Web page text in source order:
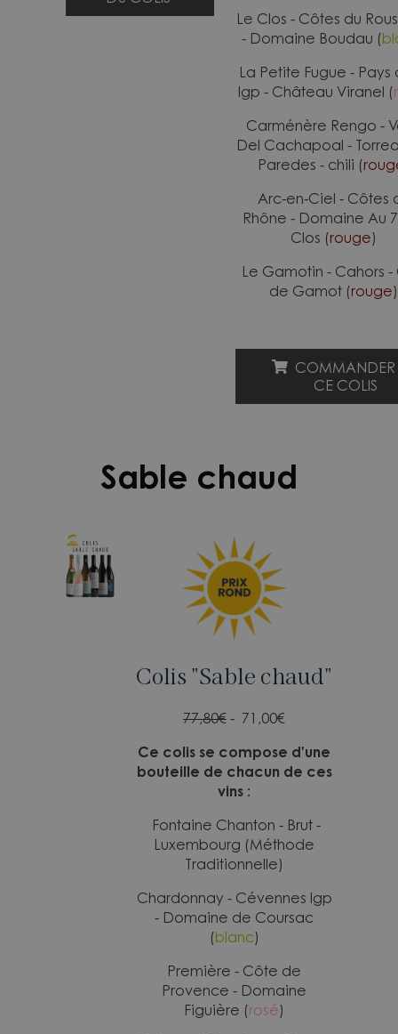
Le Clos - Côtes du
- Domaine Boudau (
La Petite Fugue - Pays
Igp - Château Viranel (
Carménère Rengo -
Del Cachapoal -
Paredes - chili (
Arc-en-Ciel - Côtes
Rhône - Domaine Au 7
Clos (rouge)
Le Gamotin - Cahors -
de Gamot (rouge)
COMMANDER
CE COLIS
Sable chaud
Colis "Sable chaud"
77,80€ - 71,00€
Ce colis se compose d'une
bouteille de chacun de ces
vins :
Fontaine Chanton - Brut -
Luxembourg (Méthode
Traditionnelle)
Chardonnay - Cévennes Igp
- Domaine de Coursac
(blanc)
Première - Côte de
Provence - Domaine
Figuière (rosé)